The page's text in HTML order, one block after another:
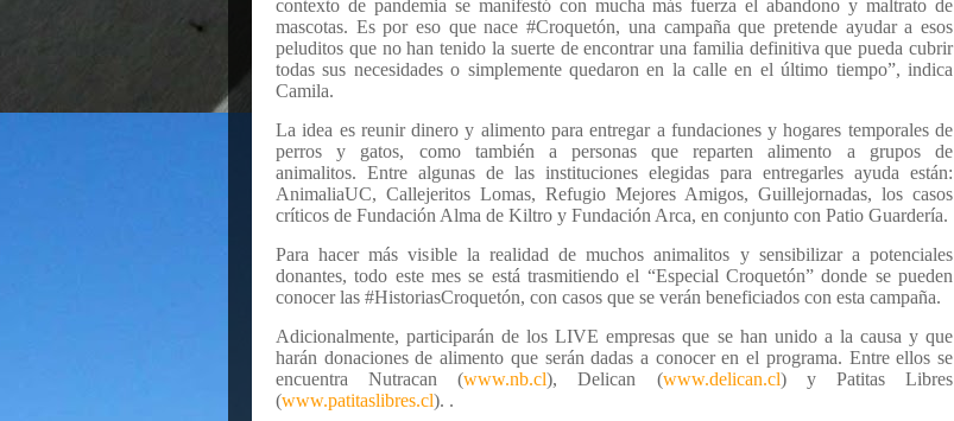
contexto de pandemia se manifestó con mucha más fuerza el abandono y maltrato de
mascotas. Es por eso que nace #Croquetón, una campaña que pretende ayudar a esos
peluditos que no han tenido la suerte de encontrar una familia definitiva que pueda cubrir
todas sus necesidades o simplemente quedaron en la calle en el último tiempo”, indica
Camila.
La idea es reunir dinero y alimento para entregar a fundaciones y hogares temporales de
perros y gatos, como también a personas que reparten alimento a grupos de
animalitos. Entre algunas de las instituciones elegidas para entregarles ayuda están:
AnimaliaUC, Callejeritos Lomas, Refugio Mejores Amigos, Guillejornadas, los casos
críticos de Fundación Alma de Kiltro y Fundación Arca, en conjunto con Patio Guardería.
Para hacer más visible la realidad de muchos animalitos y sensibilizar a potenciales
donantes, todo este mes se está trasmitiendo el “Especial Croquetón” donde se pueden
conocer las #HistoriasCroquetón, con casos que se verán beneficiados con esta campaña.
Adicionalmente, participarán de los LIVE empresas que se han unido a la causa y que
harán donaciones de alimento que serán dadas a conocer en el programa. Entre ellos se
encuentra Nutracan (www.nb.cl), Delican (www.delican.cl) y Patitas Libres
(www.patitaslibres.cl). .